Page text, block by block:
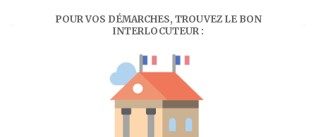
POUR VOS DÉMARCHES, TROUVEZ LE BON
INTERLOCUTEUR :